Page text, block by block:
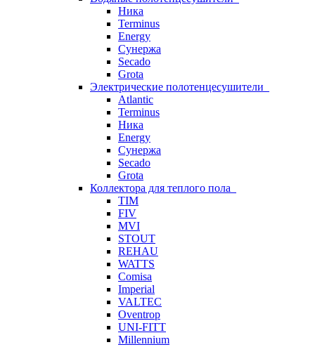
Ника
Terminus
Energy
Сунержа
Secado
Grota
Электрические полотенцесушители
Atlantic
Terminus
Ника
Energy
Сунержа
Secado
Grota
Коллектора для теплого пола
TIM
FIV
MVI
STOUT
REHAU
WATTS
Comisa
Imperial
VALTEC
Oventrop
UNI-FITT
Millennium